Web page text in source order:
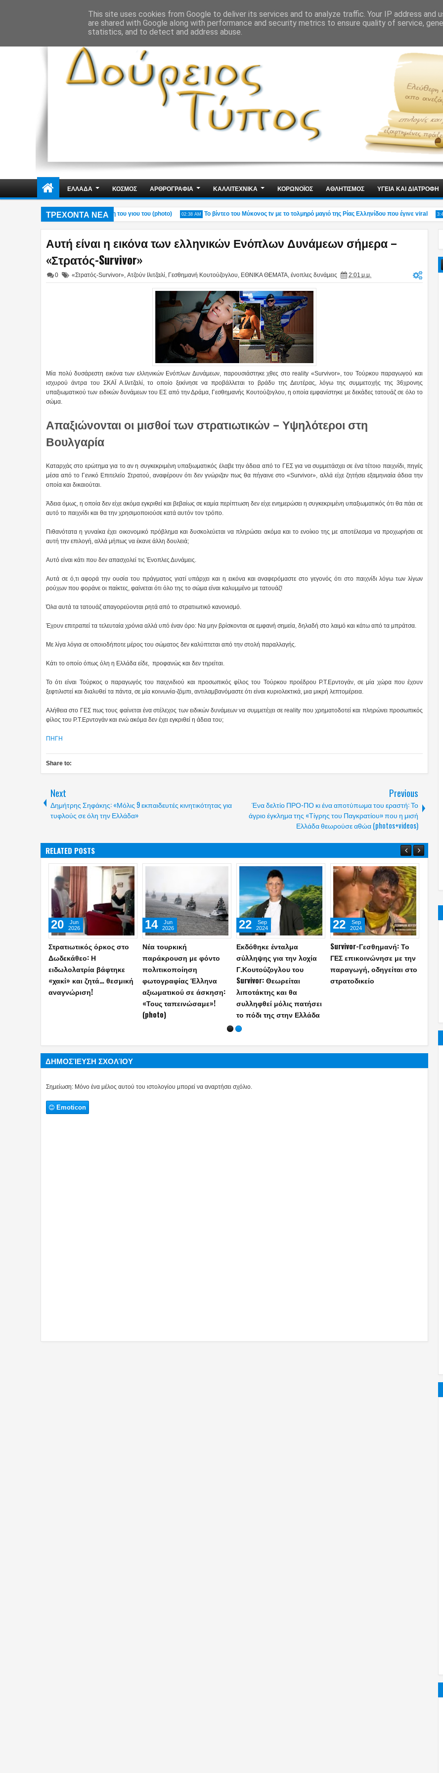
ΕΛΛΑΔΑ ΚΟΣΜΟΣ ΑΡΘΡΟΓΡΑΦΙΑ ΚΑΛΛΙΤΕΧΝΙΚΑ ΚΟΡΩΝΟΪΟΣ ΑΘΛΗΤΙΣΜΟΣ ΥΓΕΙΑ ΚΑΙ ΔΙΑΤΡΟΦΗ
ΤΡΕΧΟΝΤΑ ΝΕΑ
στο Πόρτο Γερμενό – Η ανάρτηση του γιου του (photo) 02:38 AM Το βίντεο του Μύκονος tv με το τολμηρό μαγιό της Ρίας Ελληνίδου που έγινε viral 3:49 PM
Αυτή είναι η εικόνα των ελληνικών Ενόπλων Δυνάμεων σήμερα –
«Στρατός-Survivor»
0 «Στρατός-Survivor» Ατζούν Ιλιτζαλί Γεσθημανή Κουτούζογλου ΕΘΝΙΚΑ ΘΕΜΑΤΑ ένοπλες δυνάμεις 2:01 μ.μ.
Μία πολύ δυσάρεστη εικόνα των ελληνικών Ενόπλων Δυνάμεων, παρουσιάστηκε χθες στο reality «Survivor», του Τούρκου παραγωγού και
ισχυρού άντρα του ΣΚΑΪ Α.Ιλιτζαλί, το οποίο ξεκίνησε να προβάλλεται το βράδυ της Δευτέρας, λόγω της συμμετοχής της 36χρονης
υπαξιωματικού των ειδικών δυνάμεων του ΕΣ από την Δράμα, Γεσθημανής Κουτούζογλου, η οποία εμφανίστηκε με δεκάδες τατουάζ σε όλο το
σώμα.
Απαξιώνονται οι μισθοί των στρατιωτικών – Υψηλότεροι στη
Βουλγαρία
Καταρχάς στο ερώτημα για το αν η συγκεκριμένη υπαξιωματικός έλαβε την άδεια από το ΓΕΣ για να συμμετάσχει σε ένα τέτοιο παιχνίδι, πηγές
μέσα από το Γενικό Επιτελείο Στρατού, αναφέρουν ότι δεν γνώριζαν πως θα πήγαινε στο «Survivor», αλλά είχε ζητήσει εξαμηνιαία άδεια την
οποία και δικαιούται.
Άδεια όμως, η οποία δεν είχε ακόμα εγκριθεί και βεβαίως σε καμία περίπτωση δεν είχε ενημερώσει η συγκεκριμένη υπαξιωματικός ότι θα πάει σε
αυτό το παιχνίδι και θα την χρησιμοποιούσε κατά αυτόν τον τρόπο.
Πιθανότατα η γυναίκα έχει οικονομικό πρόβλημα και δυσκολεύεται να πληρώσει ακόμα και το ενοίκιο της με αποτέλεσμα να προχωρήσει σε
αυτή την επιλογή, αλλά μήπως να έκανε άλλη δουλειά;
Αυτό είναι κάτι που δεν απασχολεί τις Ένοπλες Δυνάμεις.
Αυτά σε ό,τι αφορά την ουσία του πράγματος γιατί υπάρχει και η εικόνα και αναφερόμαστε στο γεγονός ότι στο παιχνίδι λόγω των λίγων
ρούχων που φοράνε οι παίκτες, φαίνεται ότι όλο της το σώμα είναι καλυμμένο με τατουάζ!
Όλα αυτά τα τατουάζ απαγορεύονται ρητά από το στρατιωτικό κανονισμό.
Έχουν επιτραπεί τα τελευταία χρόνια αλλά υπό έναν όρο: Να μην βρίσκονται σε εμφανή σημεία, δηλαδή στο λαιμό και κάτω από τα μπράτσα.
Με λίγα λόγια σε οποιοδήποτε μέρος του σώματος δεν καλύπτεται από την στολή παραλλαγής.
Κάτι το οποίο όπως όλη η Ελλάδα είδε, προφανώς και δεν τηρείται.
Το ότι είναι Τούρκος ο παραγωγός του παιχνιδιού και προσωπικός φίλος του Τούρκου προέδρου Ρ.Τ.Ερντογάν, σε μία χώρα που έχουν
ξεφτιλιστεί και διαλυθεί τα πάντα, σε μία κοινωνία-ζόμπι, αντιλαμβανόμαστε ότι είναι κυριολεκτικά, μια μικρή λεπτομέρεια.
Αλήθεια στο ΓΕΣ πως τους φαίνεται ένα στέλεχος των ειδικών δυνάμεων να συμμετέχει σε reality που χρηματοδοτεί και πληρώνει προσωπικός
φίλος του Ρ.Τ.Ερντογάν και ενώ ακόμα δεν έχει εγκριθεί η άδεια του;
ΠΗΓΗ
Share to:
Next
Δημήτρης Σηφάκης: «Μόλις 9 εκπαιδευτές κινητικότητας για
τυφλούς σε όλη την Ελλάδα»
Previous
Ένα δελτίο ΠΡΟ-ΠΟ κι ένα αποτύπωμα του εραστή: Το
άγριο έγκλημα της «Τίγρης του Παγκρατίου» που η μισή
Ελλάδα θεωρούσε αθώα (photos+videos)
RELATED POSTS
ΓΕΣ: Αυτά είναι τα νέα
διακριτικά Μονίμων
Υπαξιωματικών και
ΕΠΟΠ–Έτσι θα φέρονται
στις στολές (photos)
22
Jul
2026
Κως: Κινηματογραφική
σύλληψη τριών Τούρκων
μετά από καταδίωξη με
jet ski και εντοπισμό
όπλου
18
Jul
2026
ΓΕΣ: Απαγορεύεται ρητά
Στρατιωτικός εν’ ενεργεία
να ασκεί ιδιωτικό έργο ή
εργασία–Ποιοι
εξαιρούνται
13
Jul
2026
Η Ελλάδα αλλάζει δόγμα:
Το εξοπλιστικό σχέδιο-
μαμούθ έως το 2038 με F-
35, drones, νέα υποβρύχια
28
Jun
2026
20
ΔΗΜΟΣΊΕΥΣΗ ΣΧΟΛΊΟΥ
This site uses cookies from Google to deliver its services and to analyze traffic. Your IP address and
are shared with Google along with performance and security metrics to ensure quality of service,
statistics, and to detect and address abuse.